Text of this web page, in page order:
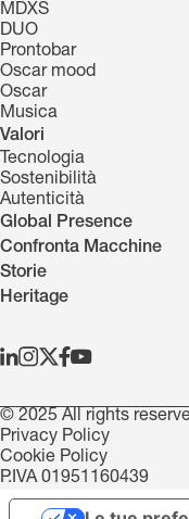
MDXS
DUO
Prontobar
Oscar mood
Oscar
Musica
Valori
Tecnologia
Sostenibilità
Autenticità
Global Presence
Confronta Macchine
Storie
Heritage
© 2025 All rights
Privacy Policy
Cookie Policy
P.IVA 01951160439